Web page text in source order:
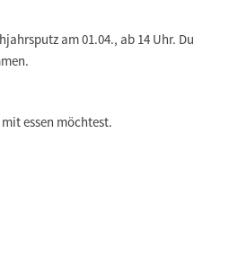
am 01.04., ab 14 Uhr. Du
essen möchtest.